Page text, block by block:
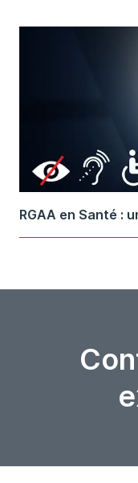
RGAA en Santé :